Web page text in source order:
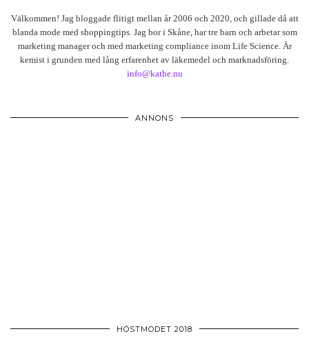
Välkommen! Jag bloggade flitigt mellan år 2006 och 2020, och gillade då att
blanda mode med shoppingtips. Jag bor i Skåne, har tre barn och arbetar som
marketing manager och med marketing compliance inom Life Science. Är
kemist i grunden med lång erfarenhet av läkemedel och marknadsföring.
info@kathe.nu
ANNONS
HÖSTMODET 2018